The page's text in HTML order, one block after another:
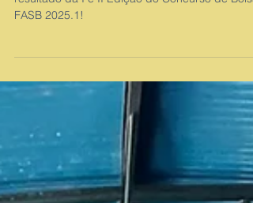
É com grande satisfação que anunciamos o